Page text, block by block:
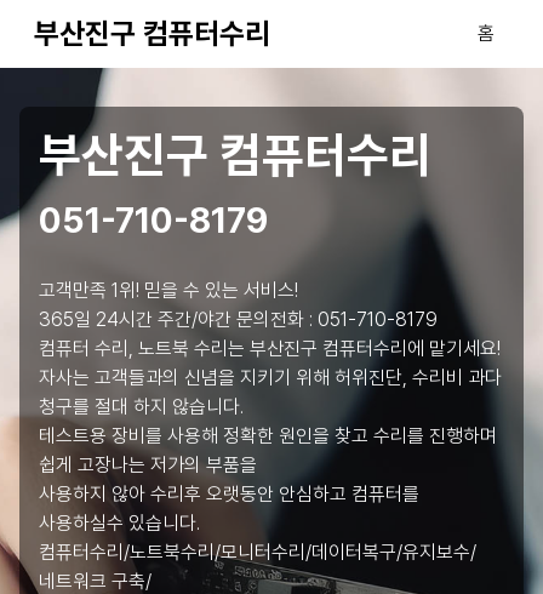
부산진구 컴퓨터수리 홈
부산진구 컴퓨터수리
051-710-8179
고객만족 1위! 믿을 수 있는 서비스!
365일 24시간 주간/야간 문의전화 : 051-710-8179
컴퓨터 수리, 노트북 수리는 부산진구 컴퓨터수리에 맡기세요!
자사는 고객들과의 신념을 지키기 위해 허위진단, 수리비 과다
청구를 절대 하지 않습니다.
테스트용 장비를 사용해 정확한 원인을 찾고 수리를 진행하며
쉽게 고장나는 저가의 부품을
사용하지 않아 수리후 오랫동안 안심하고 컴퓨터를
사용하실수 있습니다.
컴퓨터수리/노트북수리/모니터수리/데이터복구/유지보수/
네트워크 구축/